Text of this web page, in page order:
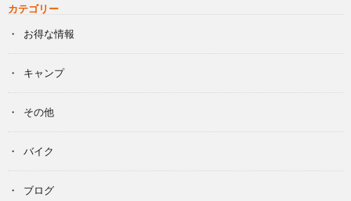
カテゴリー
お得な情報
キャンプ
その他
バイク
ブログ